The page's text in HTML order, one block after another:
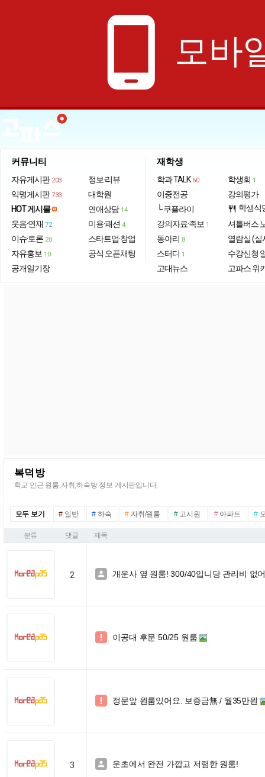
phone_android 모바
커뮤니티
자유게시판 203
익명게시판 733
HOT 게시물
웃음·연재 72
이슈·토론 20
자유홍보 10
공개일기장
정보·리뷰
대학원
연애상담 14
미용·패션 4
스타트업·창업
공식 오픈채팅
재학생
학과 TALK 60
이중전공
└ 쿠플라이
강의자료·족보 1
동아리 8
스터디 1
고대뉴스
학생회 1
강의평가
restaurant 학생식
셔틀버스
열람실 (실
수강신청
고파스 위
복덕방
학교 인근 원룸,자취,하숙방 정보 게시판입니다.
모두 보기 # 일반 # 하숙 # 자취/원룸 #고시원 #아파트 #
분류 댓글 제목
2  개운사 옆 원룸! 300/40입니당 관리비 없
 이공대 후문 50/25 원룸
 정문앞 원룸있어요. 보증금無 / 월35만원
3  운초에서 완전 가깝고 저렴한 원룸!